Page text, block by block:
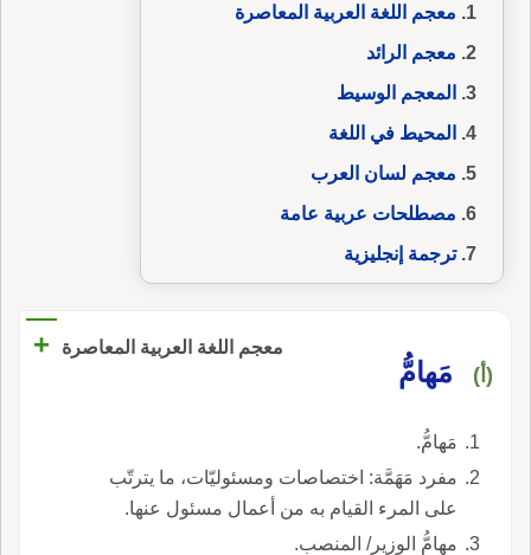
معجم اللغة العربية المعاصرة
معجم الرائد
المعجم الوسيط
المحيط في اللغة
معجم لسان العرب
مصطلحات عربية عامة
ترجمة إنجليزية
معجم اللغة العربية المعاصرة +
(أ) مَهامُّ
مَهامُّ.
مفرد مَهَمَّة: اختصاصات ومسئوليّات، ما يترتّب
على المرء القيام به من أعمال مسئول عنها.
مهامُّ الوزير/ المنصب.